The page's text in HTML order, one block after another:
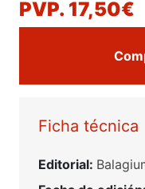
PVP. 17,50€
Ficha técnica
Editorial: